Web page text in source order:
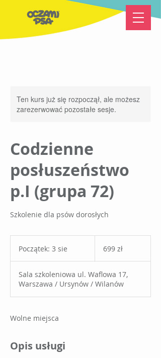
Ten kurs już się rozpoczął, ale możesz
zarezerwować pozostałe sesje.
Codzienne
posłuszeństwo
p.I (grupa 72)
Szkolenie dla psów dorosłych
Początek: 3 sie
z
ą
t
polskich
699 zł
Sala szkoleniowa ul. Waflowa 17,
Warszawa / Ursynów / Wilanów
Wolne miejsca
Opis usługi